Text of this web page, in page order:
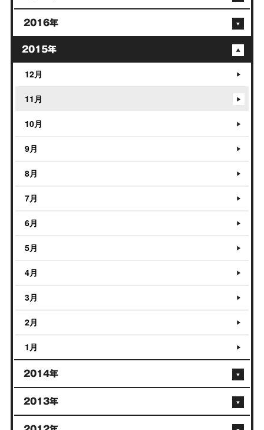
2016年
2015年
12月
11月
10月
9月
8月
7月
6月
5月
4月
3月
2月
1月
2014年
2013年